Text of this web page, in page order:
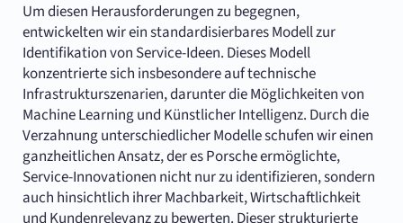
Um diesen Herausforderungen zu begegnen,
entwickelten wir ein standardisierbares Modell zur
Identifikation von Service-Ideen. Dieses Modell
konzentrierte sich insbesondere auf technische
Infrastrukturszenarien, darunter die Möglichkeiten von
Machine Learning und Künstlicher Intelligenz. Durch die
Verzahnung unterschiedlicher Modelle schufen wir einen
ganzheitlichen Ansatz, der es Porsche ermöglichte,
Service-Innovationen nicht nur zu identifizieren, sondern
auch hinsichtlich ihrer Machbarkeit, Wirtschaftlichkeit
und Kundenrelevanz zu bewerten. Dieser strukturierte